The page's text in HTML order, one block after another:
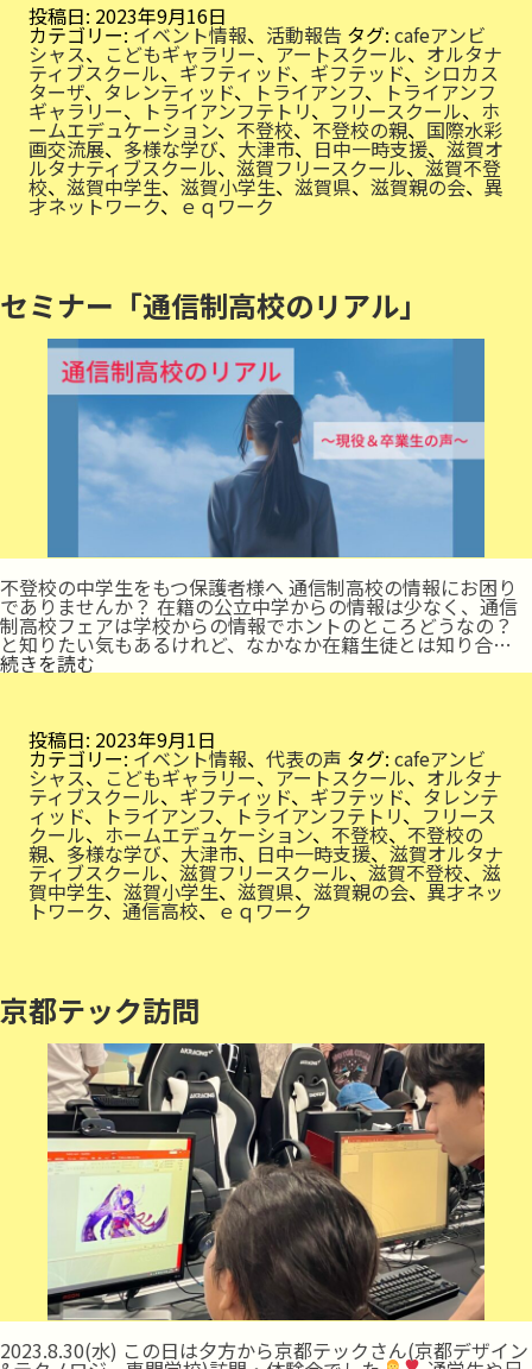
交
流
展
投稿日: 2023年9月16日
カテゴリー: イベント情報、 活動報告 タグ: cafeアンビ
シャス、 こどもギャラリー、アートスクール、 オルタナ
ティブスクール、 ギフティッド、 ギフテッド、 シロカス
ターザ、タレンティッド、 トライアンフ、 トライアンフ
ギャラリー、 トライアンフテトリ、 フリースクール、 ホ
ームエデュケーション、 不登校、 不登校の親、 国際水彩
画交流展、 多様な学び、 大津市、 日中一時支援、滋賀オ
ルタナティブスクール、 滋賀フリースクール、滋賀不登
校、 滋賀中学生、 滋賀小学生、 滋賀県、 滋賀親の会、異
才ネットワーク、 ｅｑワーク
セミナー「通信制高校のリアル」
不登校の中学生をもつ保護者様へ 通信制高校の情報にお困り
でありませんか？ 在籍の公立中学からの情報は少なく、通信
制高校フェアは学校からの情報でホントのところどうなの？
と知りたい気もあるけれど、なかなか在籍生徒とは知り合…
続きを読むセ
ミ
「通
信
制
高
校
の
リ
ア
ル」
投稿日: 2023年9月1日
カテゴリー: イベント情報、 代表の声 タグ: cafeアンビ
シャス、 こどもギャラリー、アートスクール、 オルタナ
ティブスクール、 ギフティッド、 ギフテッド、 タレンテ
ィッド、 トライアンフ、 トライアンフテトリ、 フリース
クール、 ホームエデュケーション、 不登校、不登校の
親、 多様な学び、 大津市、 日中一時支援、滋賀オルタナ
ティブスクール、 滋賀フリースクール、滋賀不登校、 滋
賀中学生、 滋賀小学生、 滋賀県、 滋賀親の会、異才ネッ
トワーク、 通信高校、ｅｑワーク
京都テック訪問
2023.8.30(水) この日は夕方から京都テックさん(京都デザイン